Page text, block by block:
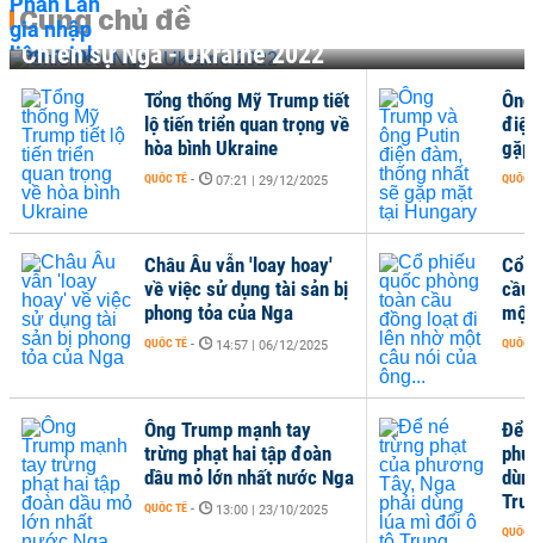
Cùng chủ đề
Chiến sự Nga - Ukraine 2022
Tổng thống Mỹ Trump tiết
lộ tiến triển quan trọng về
hòa bình Ukraine
QUỐC TẾ - 07:21 | 29/12/2025
Châu Âu vẫn 'loay hoay'
về việc sử dụng tài sản bị
phong tỏa của Nga
QUỐC TẾ - 14:57 | 06/12/2025
Ông Trump mạnh tay
trừng phạt hai tập đoàn
dầu mỏ lớn nhất nước Nga
QUỐC TẾ - 13:00 | 23/10/2025
QUỐC
Cổ
QUỐC
Để
QUỐC